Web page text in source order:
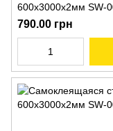
600х3000х2мм SW-
790.00 грн